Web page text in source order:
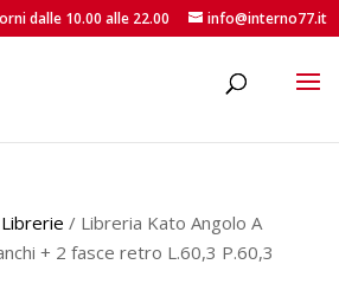
dalle 10.00 alle 22.00 info@interno77.it
Librerie / Libreria Kato Angolo A
+ 2 fasce retro L.60,3 P.60,3